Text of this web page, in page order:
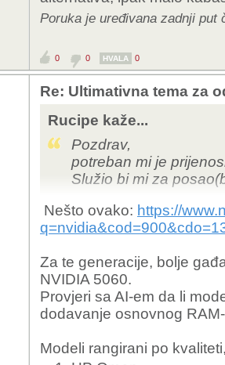
Poruka je uređivana zadnji put
0 0 HVALA 0
Re: Ultimativna tema za
Rucipe kaže...
Pozdrav,
potreban mi je
Služio bi mi za
Većinu vremena bi
miš.
Hvala unaprijed.
Nešto ovako: https://
Za te generacije, bolje
NVIDIA 5060.
Provjeri sa AI-em da li
dodavanje osnovnog
Modeli rangirani po